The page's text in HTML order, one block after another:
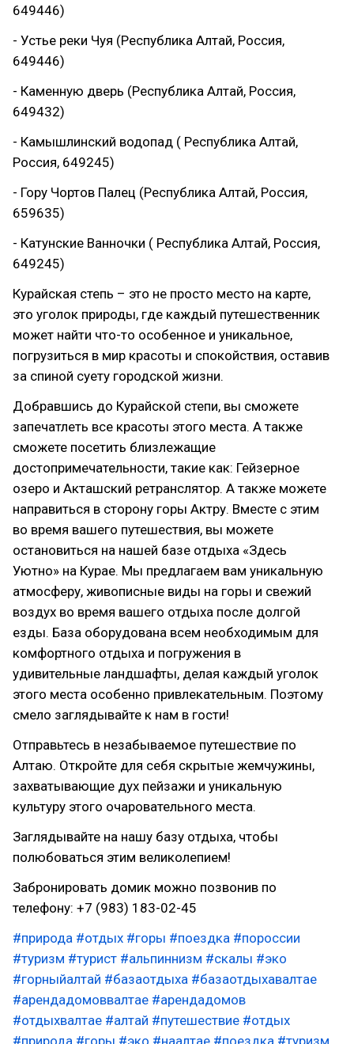
649446)
- Устье реки Чуя (Республика Алтай, Россия,
649446)
- Каменную дверь (Республика Алтай, Россия,
649432)
- Камышлинский водопад ( Республика Алтай,
Россия, 649245)
- Гору Чортов Палец (Республика Алтай, Россия,
659635)
- Катунские Ванночки ( Республика Алтай, Россия,
649245)
Курайская степь – это не просто место на карте,
это уголок природы, где каждый путешественник
может найти что-то особенное и уникальное,
погрузиться в мир красоты и спокойствия, оставив
за спиной суету городской жизни.
Добравшись до Курайской степи, вы сможете
запечатлеть все красоты этого места. А также
сможете посетить близлежащие
достопримечательности, такие как: Гейзерное
озеро и Акташский ретранслятор. А также можете
направиться в сторону горы Актру. Вместе с этим
во время вашего путешествия, вы можете
остановиться на нашей базе отдыха «Здесь
Уютно» на Курае. Мы предлагаем вам уникальную
атмосферу, живописные виды на горы и свежий
воздух во время вашего отдыха после долгой
езды. База оборудована всем необходимым для
комфортного отдыха и погружения в
удивительные ландшафты, делая каждый уголок
этого места особенно привлекательным. Поэтому
смело заглядывайте к нам в гости!
Отправьтесь в незабываемое путешествие по
Алтаю. Откройте для себя скрытые жемчужины,
захватывающие дух пейзажи и уникальную
культуру этого очаровательного места.
Заглядывайте на нашу базу отдыха, чтобы
полюбоваться этим великолепием!
Забронировать домик можно позвонив по
телефону: +7 (983) 183-02-45
#природа #отдых #горы #поездка #пороссии
#туризм #турист #альпиннизм #скалы #эко
#горныйалтай #базаотдыха #базаотдыхавалтае
#арендадомоввалтае #арендадомов
#отдыхвалтае #алтай #путешествие #отдых
#природа #горы #эко #наалтае #поездка #туризм